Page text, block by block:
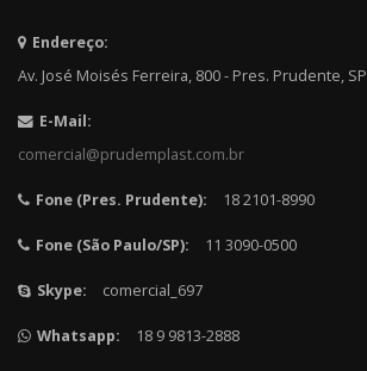
Endereço:
Av. José Moisés Ferreira, 800 - Pres. Prudente, SP
E-Mail:
comercial@prudemplast.com.br
Fone (Pres. Prudente): 18 2101-8990
Fone (São Paulo/SP): 11 3090-0500
Skype: comercial_697
Whatsapp: 18 9 9813-2888